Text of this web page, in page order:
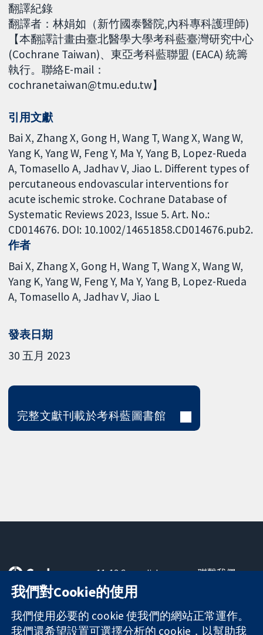
翻譯紀錄
翻譯者：林娟如（新竹國泰醫院,內科專科護理師)
【本翻譯計畫由臺北醫學大學考科藍臺灣研究中心
(Cochrane Taiwan)、東亞考科藍聯盟 (EACA) 統籌
執行。聯絡E-mail：
cochranetaiwan@tmu.edu.tw】
引用文獻
Bai X, Zhang X, Gong H, Wang T, Wang X, Wang W,
Yang K, Yang W, Feng Y, Ma Y, Yang B, Lopez-Rueda
A, Tomasello A, Jadhav V, Jiao L. Different types of
percutaneous endovascular interventions for
acute ischemic stroke. Cochrane Database of
Systematic Reviews 2023, Issue 5. Art. No.:
CD014676. DOI: 10.1002/14651858.CD014676.pub2.
作者
Bai X Zhang X Gong H Wang T Wang X Wang W
Yang K Yang W Feng Y Ma Y Yang B Lopez-Rueda
A Tomasello A Jadhav V Jiao L
發表日期
30 五月 2023
完整文獻刊載於考科藍圖書館
可信任實證
知情決定
更完善的健康照
11-13 Cavendish
Square
London
W1G 0AN
United Kingdom
聯繫我們
關於我們
工作機會
我們對Cookie的使用
我們使用必要的 cookie 使我們的網站正常運作。
我們還希望設置可選擇分析的 cookie，以幫助我